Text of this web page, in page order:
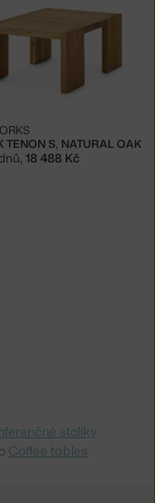
TENON S, NATURAL OAK
, 18 488 Kč
stolíky
Coffee tables